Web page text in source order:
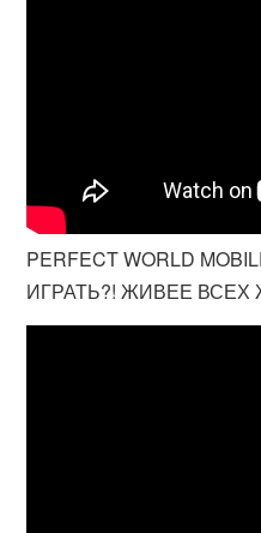
PERFECT WORLD
ИГРАТЬ?! ЖИВЕЕ